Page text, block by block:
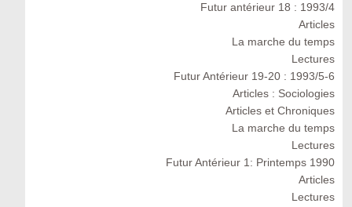
Futur antérieur 18 : 1993/4
Articles
La marche du temps
Lectures
Futur Antérieur 19-20 : 1993/5-6
Articles : Sociologies
Articles et Chroniques
La marche du temps
Lectures
Futur Antérieur 1: Printemps 1990
Articles
Lectures